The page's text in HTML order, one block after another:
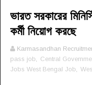
ভারত সরকারের
কর্মী নিয়োগ করছে
Karmasandhan
pass job
Central
Jobs West Bengal Job